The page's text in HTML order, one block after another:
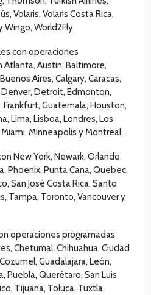
Volaris, Volaris Costa Rica,
Wingo, World2Fly.
con operaciones
Atlanta, Austin, Baltimore,
Aires, Calgary, Caracas,
Detroit, Edmonton,
Guatemala, Houston,
Lima, Lisboa, Londres, Los
Minneapolis y Montreal.
New York, Newark, Orlando,
Phoenix, Punta Cana, Quebec,
San José Costa Rica, Santo
Tampa, Toronto, Vancouver y
operaciones programadas
Chetumal, Chihuahua, Ciudad
Guadalajara, León,
Puebla, Querétaro, San Luis
Tijuana, Toluca, Tuxtla,